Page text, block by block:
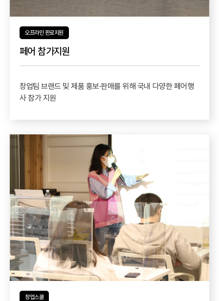
오프라인 판로지원
페어 참가지원
창업팀 브랜드 및 제품 홍보·판매를 위해 국내 다양한 페어행
사 참가 지원
창업스쿨